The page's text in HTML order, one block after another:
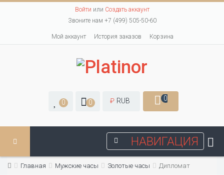
Войти или Создать аккаунт
Звоните нам +7 (499) 505-50-60
Мой аккаунт История заказов Корзина
0 0 ₽ RUB 0
НАВИГАЦИЯ
Главная Мужские часы Золотые часы Дипломат